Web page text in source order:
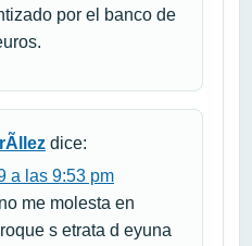
por el banco de
dice:
a las 9:53 pm
me molesta en
s etrata d eyuna